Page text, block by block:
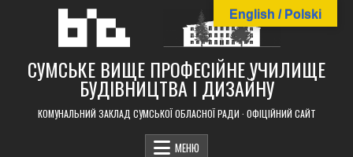
СУМСЬКЕ ВИЩЕ ПРОФЕСІЙНЕ УЧИЛИЩЕ
БУДІВНИЦТВА І ДИЗАЙНУ
КОМУНАЛЬНИЙ ЗАКЛАД СУМСЬКОЇ ОБЛАСНОЇ РАДИ · ОФІЦІЙНИЙ САЙТ
МЕНЮ
English / Polski